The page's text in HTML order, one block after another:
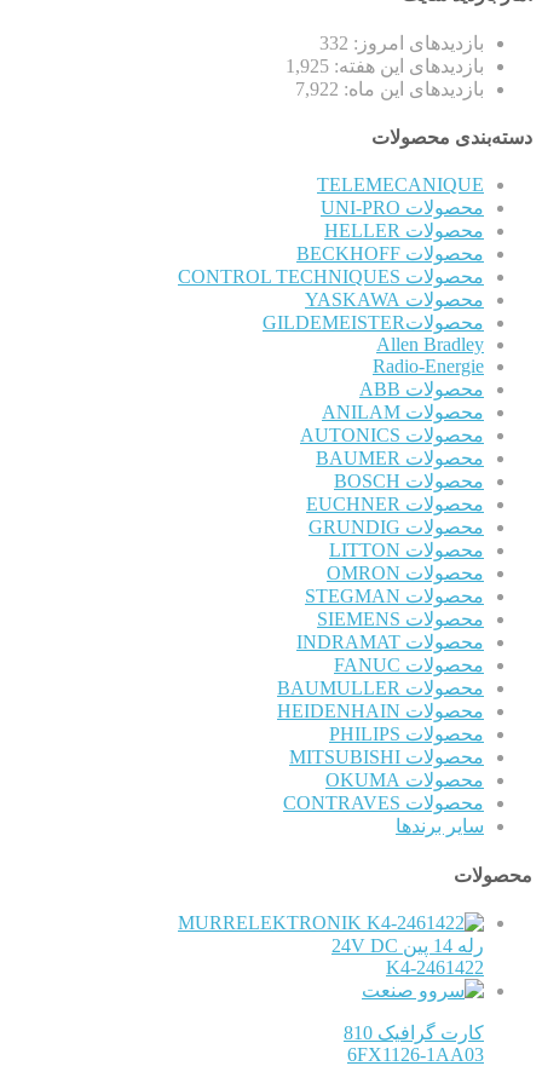
بازدیدهای امروز: 332
بازدیدهای این هفته: 1,925
بازدیدهای این ماه: 7,922
دسته‌بندی محصولات
TELEMECANIQUE
محصولات UNI-PRO
محصولات HELLER
محصولات BECKHOFF
محصولات CONTROL TECHNIQUES
محصولات YASKAWA
محصولاتGILDEMEISTER
Allen Bradley
Radio-Energie
محصولات ABB
محصولات ANILAM
محصولات AUTONICS
محصولات BAUMER
محصولات BOSCH
محصولات EUCHNER
محصولات GRUNDIG
محصولات LITTON
محصولات OMRON
محصولات STEGMAN
محصولات SIEMENS
محصولات INDRAMAT
محصولات FANUC
محصولات BAUMULLER
محصولات HEIDENHAIN
محصولات PHILIPS
محصولات MITSUBISHI
محصولات OKUMA
محصولات CONTRAVES
سایر برندها
محصولات
MURRELEKTRONIK
رله 14 پین 24V DC
K4-2461422
کارت گرافیک 810
6FX1126-1AA03